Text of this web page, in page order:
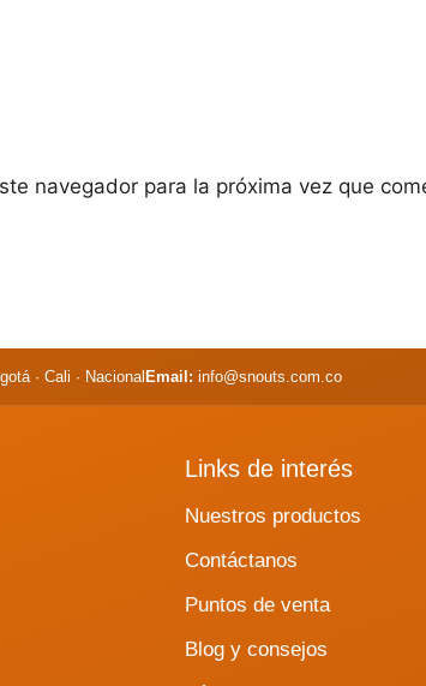
navegador para la próxima vez que
· Cali · Nacional Email: info@snouts.com.co
Links de interés
Nuestros productos
Contáctanos
Puntos de venta
Blog y consejos